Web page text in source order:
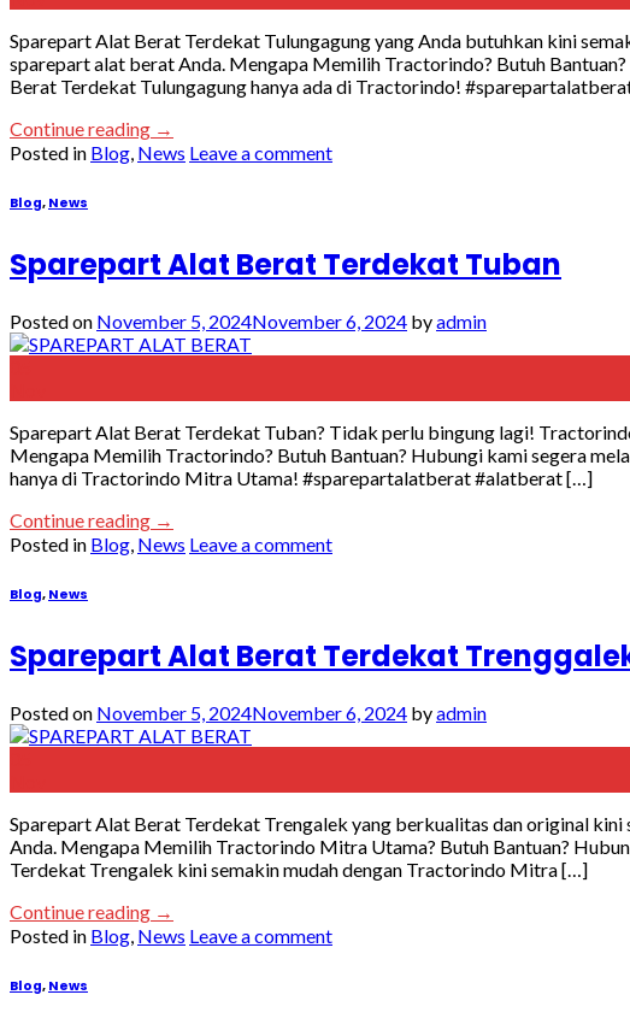
Sparepart Alat Berat Terdekat Tulungagung yang Anda butuhkan kini
sparepart alat berat Anda. Mengapa Memilih Tractorindo? Butuh
Berat Terdekat Tulungagung hanya ada di Tractorindo!
Continue reading →
Posted in Blog, News Leave a comment
Blog, News
Sparepart Alat Berat Terdekat Tuban
Posted on November 5, 2024November 6, 2024 byadmin
Sparepart Alat Berat Terdekat Tuban? Tidak perlu bingung lagi!
Mengapa Memilih Tractorindo? Butuh Bantuan? Hubungi kami segera
hanya di Tractorindo Mitra Utama! #sparepartalatberat #alatberat […]
Continue reading →
Posted in Blog, News Leave a comment
Blog, News
Sparepart Alat Berat Terdekat
Posted on November 5, 2024November 6, 2024 byadmin
Sparepart Alat Berat Terdekat Trengalek yang berkualitas dan original
Anda. Mengapa Memilih Tractorindo Mitra Utama? Butuh Bantuan?
Terdekat Trengalek kini semakin mudah dengan Tractorindo Mitra […]
Continue reading →
Posted in Blog, News Leave a comment
Blog, News